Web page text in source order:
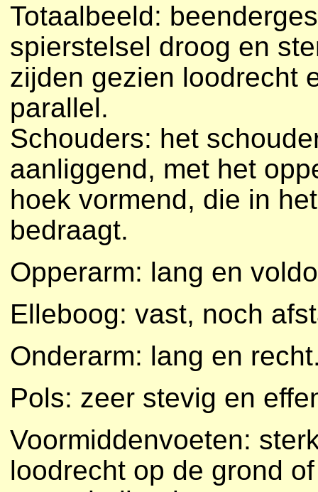
Totaalbeeld:
spierstelsel droog en
zijden gezien loodrecht
parallel.
Schouders: het
aanliggend, met het
hoek vormend, die in
bedraagt.
Opperarm: lang en
Elleboog: vast, noch
Onderarm: lang en
Pols: zeer stevig en
Voormiddenvoeten:
loodrecht op de grond